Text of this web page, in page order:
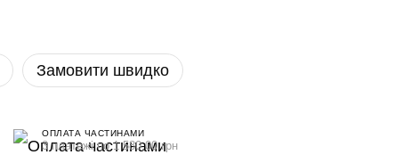
Замовити швидко
ОПЛАТА ЧАСТИНАМИ
3 платежі по 1 580.00 грн